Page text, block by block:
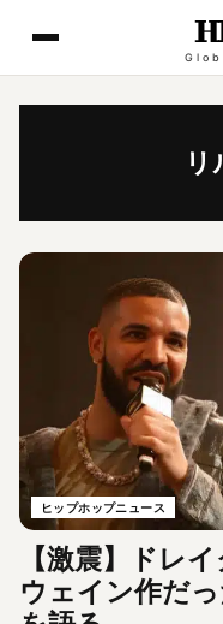
リ
ヒップホップニュース
【激震】ドレ
ウェイン作だ